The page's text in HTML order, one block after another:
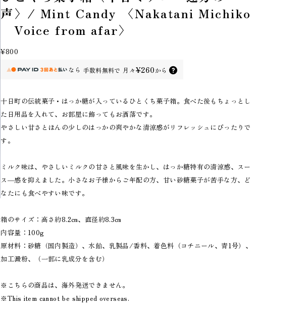
声〉/ Mint Candy 〈Nakatani Michiko
Voice from afar〉
¥800
なら 手数料無料で 月々¥260から
十日町の伝統菓子・はっか糖が入っているひとくち菓子箱。食べた後もちょっとし
た日用品を入れて、お部屋に飾ってもお洒落です。
やさしい甘さとほんの少しのはっかの爽やかな清涼感がリフレッシュにぴったりで
す。
ミルク味は、やさしいミルクの甘さと風味を生かし、はっか糖特有の清涼感、スー
ス―感を抑えました。小さなお子様からご年配の方、甘い砂糖菓子が苦手な方、ど
なたにも食べやすい味です。
箱のサイズ：高さ約8.2㎝、直径約8.3㎝
内容量：100g
原材料：砂糖（国内製造）、水飴、乳製品/香料、着色料（コチニール、青1号）、
加工澱粉、（一部に乳成分を含む）
※こちらの商品は、海外発送できません。
※This item cannot be shipped overseas.